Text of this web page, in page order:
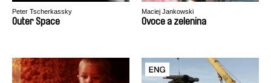
Peter Tscherkassky
Outer Space
Maciej Jankowski
Ovoce a zelenina